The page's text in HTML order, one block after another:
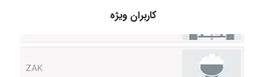
کاربران ویژه